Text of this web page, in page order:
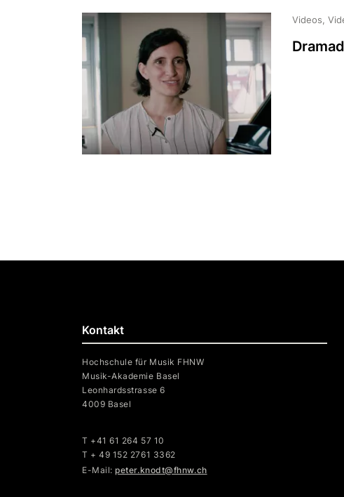
Videos,
Kontakt
Hochschule für Musik FHNW
Musik-Akademie Basel
Leonhardsstrasse 6
4009 Basel
T +41 61 264 57 10
T + 49 152 2761 3362
E-Mail:peter.knodt@fhnw.ch